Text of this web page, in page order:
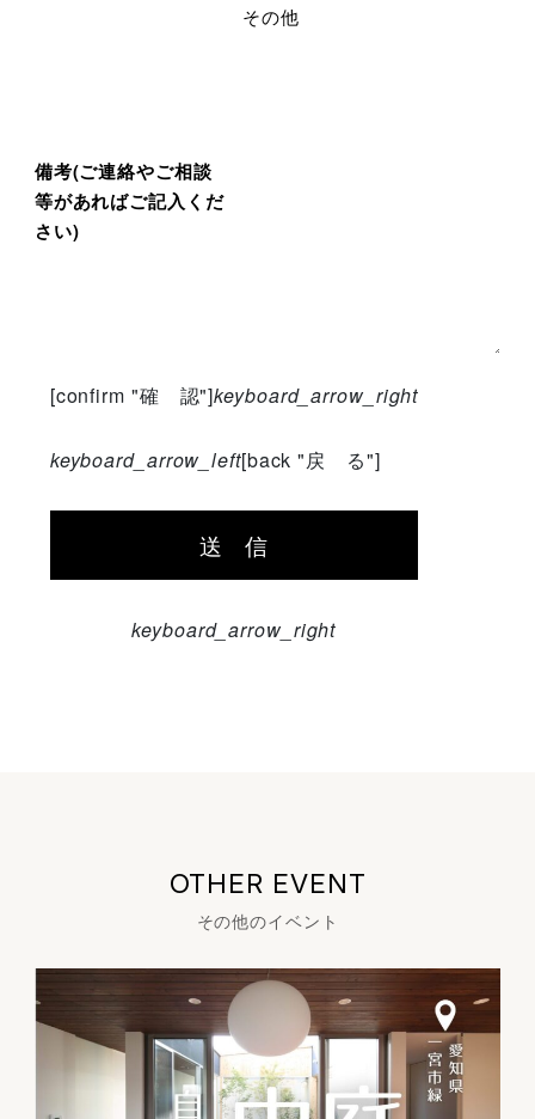
その他
備考(ご連絡やご相談
等があればご記入くだ
さい)
[confirm "確 認"]keyboard_arrow_right
keyboard_arrow_left[back "戻 る"]
keyboard_arrow_right
OTHER EVENT
その他のイベント